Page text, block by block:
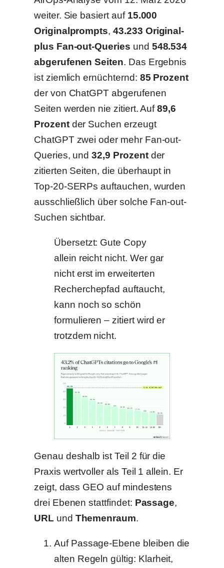
weiter. Sie basiert auf 15.000
Originalprompts,43.233 Original-
plus Fan-out-Queries und 548.534
abgerufenen Seiten. Das Ergebnis
ist ziemlich ernüchternd: 85 Prozent
der von ChatGPT abgerufenen
Seiten werden nie zitiert. Auf89,6
Prozentder Suchen erzeugt
ChatGPT zwei oder mehr Fan-out-
Queries, und32,9 Prozentder
zitierten Seiten, die überhaupt in
Top-20-SERPs auftauchen, wurden
ausschließlich über solche Fan-out-
Suchen sichtbar.
Übersetzt: Gute Copy
allein reicht nicht. Wer gar
nicht erst im erweiterten
Recherchepfad auftaucht,
kann noch so schön
formulieren – zitiert wird er
trotzdem nicht.
Genau deshalb ist Teil 2 für die
Praxis wertvoller als Teil 1 allein. Er
zeigt, dass GEO auf mindestens
drei Ebenen stattfindet: Passage,
URL und Themenraum.
Auf Passage-Ebene bleiben die
alten Regeln gültig: Klarheit,